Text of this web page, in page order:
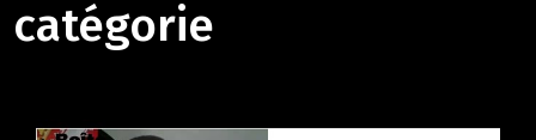
catégorie